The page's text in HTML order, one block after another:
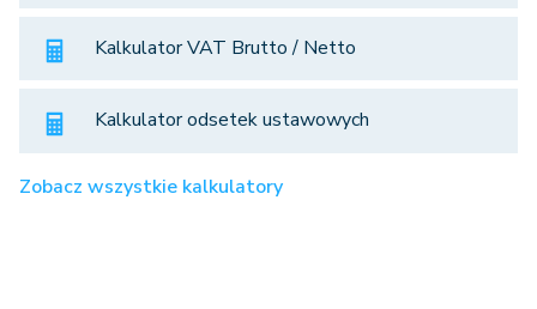
Kalkulator VAT Brutto / Netto
Kalkulator odsetek ustawowych
Zobacz wszystkie kalkulatory